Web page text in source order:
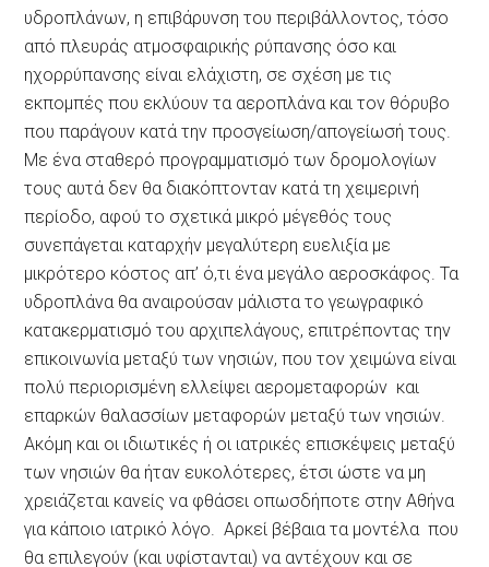
υδροπλάνων, η επιβάρυνση του περιβάλλοντος, τόσο
από πλευράς ατμοσφαιρικής ρύπανσης όσο και
ηχορρύπανσης είναι ελάχιστη, σε σχέση με τις
εκπομπές που εκλύουν τα αεροπλάνα και τον θόρυβο
που παράγουν κατά την προσγείωση/απογείωσή τους.
Με ένα σταθερό προγραμματισμό των δρομολογίων
τους αυτά δεν θα διακόπτονταν κατά τη χειμερινή
περίοδο, αφού το σχετικά μικρό μέγεθός τους
συνεπάγεται καταρχήν μεγαλύτερη ευελιξία με
μικρότερο κόστος απ’ ό,τι ένα μεγάλο αεροσκάφος. Τα
υδροπλάνα θα αναιρούσαν μάλιστα το γεωγραφικό
κατακερματισμό του αρχιπελάγους, επιτρέποντας την
επικοινωνία μεταξύ των νησιών, που τον χειμώνα είναι
πολύ περιορισμένη ελλείψει αερομεταφορών και
επαρκών θαλασσίων μεταφορών μεταξύ των νησιών.
Ακόμη και οι ιδιωτικές ή οι ιατρικές επισκέψεις μεταξύ
των νησιών θα ήταν ευκολότερες, έτσι ώστε να μη
χρειάζεται κανείς να φθάσει οπωσδήποτε στην Αθήνα
για κάποιο ιατρικό λόγο. Αρκεί βέβαια τα μοντέλα που
θα επιλεγούν (και υφίστανται) να αντέχουν και σε